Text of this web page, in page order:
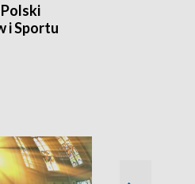
i Sportu